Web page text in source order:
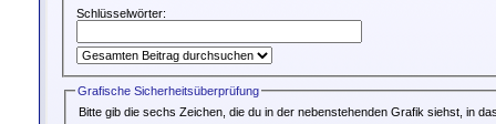
Schlüsselwörter:
Grafische Sicherheitsüberprüfung
Bitte gib die sechs Zeichen, die du in der nebenstehenden Grafik siehst, in